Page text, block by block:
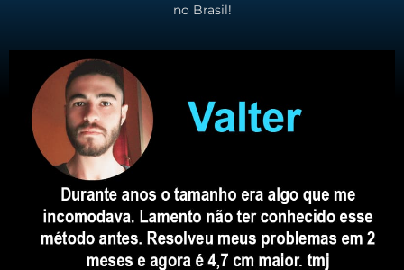
no Brasil!